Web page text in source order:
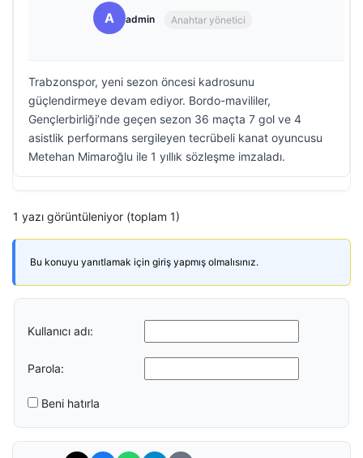
A admin Anahtar yönetici
Trabzonspor, yeni sezon öncesi kadrosunu
güçlendirmeye devam ediyor. Bordo-mavililer,
Gençlerbirliği’nde geçen sezon 36 maçta 7 gol ve 4
asistlik performans sergileyen tecrübeli kanat oyuncusu
Metehan Mimaroğlu ile 1 yıllık sözleşme imzaladı.
1 yazı görüntüleniyor (toplam 1)
Bu konuyu yanıtlamak için giriş yapmış olmalısınız.
Kullanıcı adı:
Parola:
Beni hatırla